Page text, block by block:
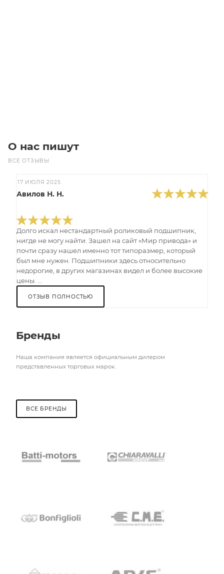
О нас пишут
ВСЕ ОТЗЫВЫ
17 ИЮЛЯ 2025
Авилов Н. Н.
Долго искал нестандартный роликовый подшипник,
нигде не могу найти. Зашел на сайт «Мир привода» и
почти сразу нашел именно тот типоразмер, который
был мне нужен. Подшипники здесь относительно
недорогие, в других магазинах видел и более высокие
цены. ...
ОТЗЫВ ПОЛНОСТЬЮ
Бренды
Наша компания является официальным дилером
представленных торговых марок.
ВСЕ БРЕНДЫ